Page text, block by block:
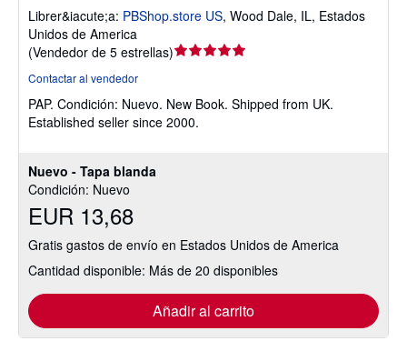
Nuevo - Tapa blanda
Condición: Nuevo
EUR 13,68
Gratis gastos de envío en Estados Unidos de America
Cantidad disponible: Más de 20 disponibles
Añadir al carrito
Librer&iacute;a: PBShop.store US, Wood Dale, IL, Estados
Unidos de America
(Vendedor de 5 estrellas)Calificación
5
de
Contactar al vendedor
PAP. Condición: Nuevo. New Book. Shipped from UK.
Established seller since 2000.